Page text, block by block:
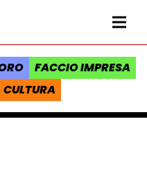
Regione Toscana
FACCIO IMPRESA
CULTURA